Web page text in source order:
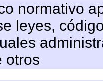
normativo
leyes,
otros